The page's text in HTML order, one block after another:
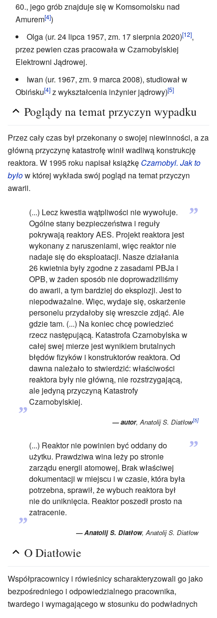
60., jego grób znajduje się w Komsomolsku nad
Amurem[4])
Olga (ur. 24 lipca 1957, zm. 17 sierpnia 2020)[12],
przez pewien czas pracowała w Czarnobylskiej
Elektrowni Jądrowej.
Iwan (ur. 1967, zm. 9 marca 2008), studiował w
Obińsku[4] z wykształcenia inżynier jądrowy)[5]
Poglądy na temat przyczyn wypadku
Przez cały czas był przekonany o swojej niewinności, a za
główną przyczynę katastrofę winił wadliwą konstrukcję
reaktora. W 1995 roku napisał książkę Czarnobyl. Jak to
byłow której wykłada swój pogląd na temat przyczyn
awarii.
„
(...) Lecz kwestia wątpliwości nie wywołuje.
Ogólne stany bezpieczeństwa i reguły
pokrywają reaktory AES. Projekt reaktora jest
wykonany z naruszeniami, więc reaktor nie
nadaje się do eksploatacji. Nasze działania
26 kwietnia były zgodne z zasadami PBJa i
OPB, w żaden sposób nie doprowadziliśmy
do awarii, a tym bardziej do eksplozji. Jest to
niepodważalne. Więc, wydaje się, oskarżenie
personelu przydałoby się wreszcie zdjąć. Ale
gdzie tam. (...) Na koniec chcę powiedzieć
rzecz następującą. Katastrofa Czarnobylska w
całej swej mierze jest wynikiem brutalnych
błędów fizyków i konstruktorów reaktora. Od
dawna należało to stwierdzić: właściwości
reaktora były nie główną, nie rozstrzygającą,
ale jedyną przyczyną Katastrofy
Czarnobylskiej.
”
— autor, Anatolij S. Diatłow[5]
„
(...) Reaktor nie powinien być oddany do
użytku. Prawdziwa wina leży po stronie
zarządu energii atomowej, Brak właściwej
dokumentacji w miejscu i w czasie, która była
potrzebna, sprawił, że wybuch reaktora był
nie do uniknięcia. Reaktor poszedł prosto na
zatracenie.
”
— Anatolij S. Diatłow, Anatolij S. Diatłow
O Diatłowie
Współpracownicy i rówieśnicy scharakteryzowali go jako
bezpośredniego i odpowiedzialnego pracownika,
twardego i wymagającego w stosunku do podwładnych